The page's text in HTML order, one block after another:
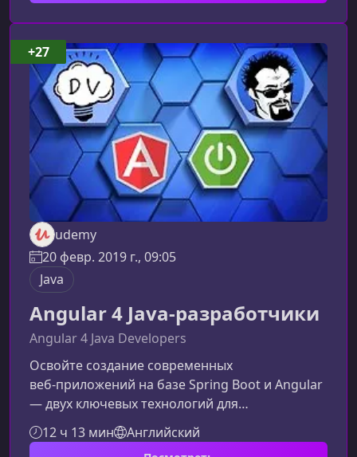
объектно‑реляционного отображения (ORM),
оптимизируя работу с базами данных и
ускоряя разработку.Почему стоит изучить
Hibernate и Java PersistenceВ современном
мире Java‑разработки умение пра
udemy
20 февр. 2019 г., 09:05
Java
Angular 4 Java-разработчики
Angular 4 Java Developers
Освойте создание современных
веб‑приложений на базе Spring Boot и Angular
— двух ключевых технологий для
Java‑разработчиков. Курс ведет вас от основ
построения full‑stack приложения до
12 ч 13 мин Английский
+27